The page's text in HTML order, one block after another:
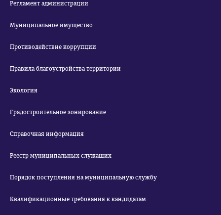
Регламент администрации
Муниципальное имущество
Противодействие коррупции
Правила благоустройства территории
Экология
Градостроительное зонирование
Справочная информация
Реестр муниципальных служащих
Порядок поступления на муниципальную службу
Квалификационные требования к кандидатам